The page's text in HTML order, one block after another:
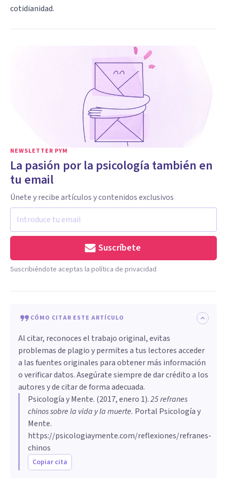
cotidianidad.
NEWSLETTER PYM
La pasión por la psicología también en
tu email
Únete y recibe artículos y contenidos exclusivos
Suscríbete
Suscribiéndote aceptas la política de privacidad
CÓMO CITAR ESTE ARTÍCULO
Al citar, reconoces el trabajo original, evitas
problemas de plagio y permites a tus lectores acceder
a las fuentes originales para obtener más información
o verificar datos. Asegúrate siempre de dar crédito a los
autores y de citar de forma adecuada.
Psicología y Mente. (2017, enero 1).25 refranes
chinos sobre la vida y la muerte. Portal Psicología y
Mente.
https://psicologiaymente.com/reflexiones/refranes-
chinos
Copiar cita